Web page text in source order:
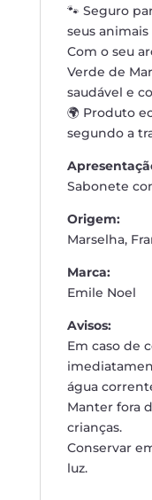
🐾 Seguro
seus animais
Com o seu
Verde de
saudável e
🌍 Produto
segundo a
Sabonete
Origem:
Marselha,
Marca:
Emile Noel
Avisos:
Em caso de
água
Manter fora
crianças.
Conservar
luz.